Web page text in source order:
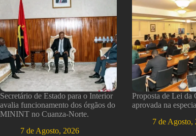
Secretário de Estado para o Interior
avalia funcionamento dos órgãos do
MININT no Cuanza-Norte.
7 de Agosto, 2026
Proposta de Lei da
aprovada na
7 de Agosto,